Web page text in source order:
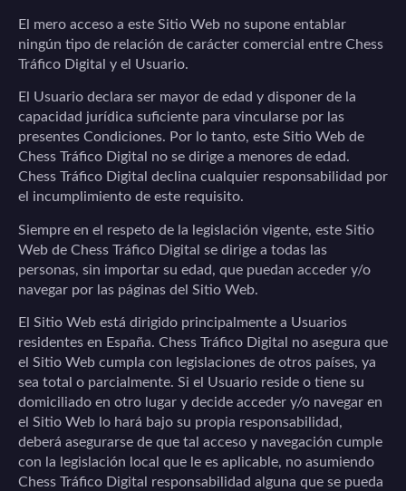
El mero acceso a este Sitio Web no supone entablar
ningún tipo de relación de carácter comercial entre Chess
Tráfico Digital y el Usuario.
El Usuario declara ser mayor de edad y disponer de la
capacidad jurídica suficiente para vincularse por las
presentes Condiciones. Por lo tanto, este Sitio Web de
Chess Tráfico Digital
no se dirige a menores de edad.
Chess Tráfico Digital declina cualquier responsabilidad por
el incumplimiento de este requisito.
Siempre en el respeto de la legislación vigente, este Sitio
Web de Chess Tráfico Digital se dirige a todas las
personas, sin importar su edad, que puedan acceder y/o
navegar por las páginas del Sitio Web.
El Sitio Web está dirigido principalmente a Usuarios
residentes en España. Chess Tráfico Digital
no asegura que
el Sitio Web cumpla con legislaciones de otros países, ya
sea total o parcialmente. Si el Usuario reside o tiene su
domiciliado en otro lugar y decide acceder y/o navegar en
el Sitio Web lo hará bajo su propia responsabilidad,
deberá asegurarse de que tal acceso y navegación cumple
con la legislación local que le es aplicable, no asumiendo
Chess Tráfico Digital
responsabilidad alguna que se pueda